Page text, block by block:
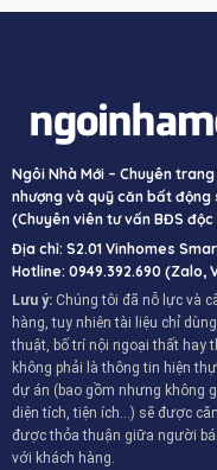
Ngôi Nhà Mới – Chuyên
nhượng và quỹ căn bất
(Chuyên viên tư vấn BĐS
Địa chỉ: S2.01 Vinhomes
Hotline: 0949.392.690 (Zalo,
Lưu ý: Chúng tôi đã nỗ lực và
hàng, tuy nhiên tài liệu chỉ
thuật, bố trí nội ngoại thất hay
không phải là thông tin hiện
dự án (bao gồm nhưng không
diện tích, tiện ích…) sẽ được
được thỏa thuận giữa người
với khách hàng.